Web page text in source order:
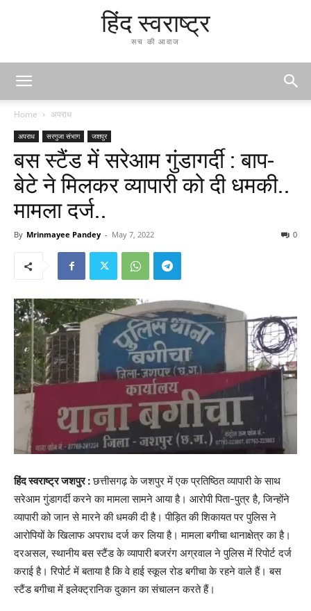
हिंद स्वराष्ट्र
सच की आवाज
Home अपराध
अपराध सरगुजा संभाग जशपुर
बस स्टैंड में सरेआम गुंडागर्दी : बाप-
बेटे ने मिलकर व्यापारी को दी धमकी..
मामला दर्ज..
By Mrinmayee Pandey - May 7, 2022 0
हिंद स्वराष्ट्र जशपुर :छत्तीसगढ़ के जशपुर में एक प्रतिष्ठित व्यापारी के साथ
सरेआम गुंडागर्दी करने का मामला सामने आया है। आरोपी पिता-पुत्र है, जिन्होंने
व्यापारी को जान से मारने की धमकी दी है। पीड़ित की शिकायत पर पुलिस ने
आरोपियों के खिलाफ अपराध दर्ज कर लिया है। मामला बगीचा थानाक्षेत्र का है।
दरअसल, स्थानीय बस स्टैंड के व्यापारी बजरंग अग्रवाल ने पुलिस में रिपोर्ट दर्ज
कराई है। रिपोर्ट में बताया है कि वे हाई स्कूल रोड बगीचा के रहने वाले हैं। बस
स्टैंड बगीचा में इलेक्ट्रानिक दुकान का संचालन करते हैं।